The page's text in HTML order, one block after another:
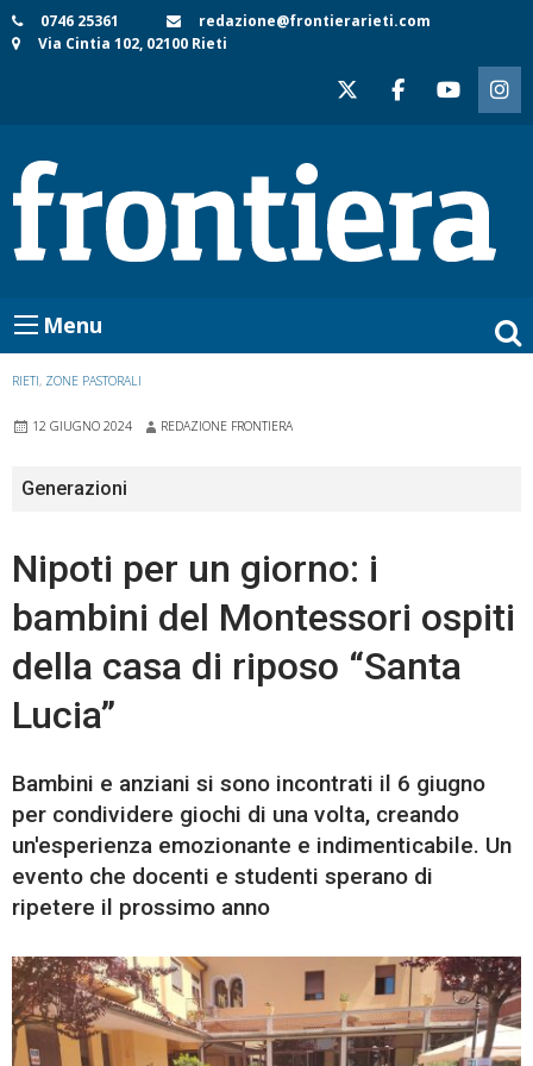
Skip
to
0746 25361
redazione@frontierarieti.com
Via Cintia 102, 02100 Rieti
Menu
RIETI, ZONE PASTORALI
12 GIUGNO 2024 REDAZIONE FRONTIERA
Generazioni
Nipoti per un giorno: i
bambini del Montessori ospiti
della casa di riposo “Santa
Lucia”
Bambini e anziani si sono incontrati il 6 giugno
per condividere giochi di una volta, creando
un'esperienza emozionante e indimenticabile. Un
evento che docenti e studenti sperano di
ripetere il prossimo anno